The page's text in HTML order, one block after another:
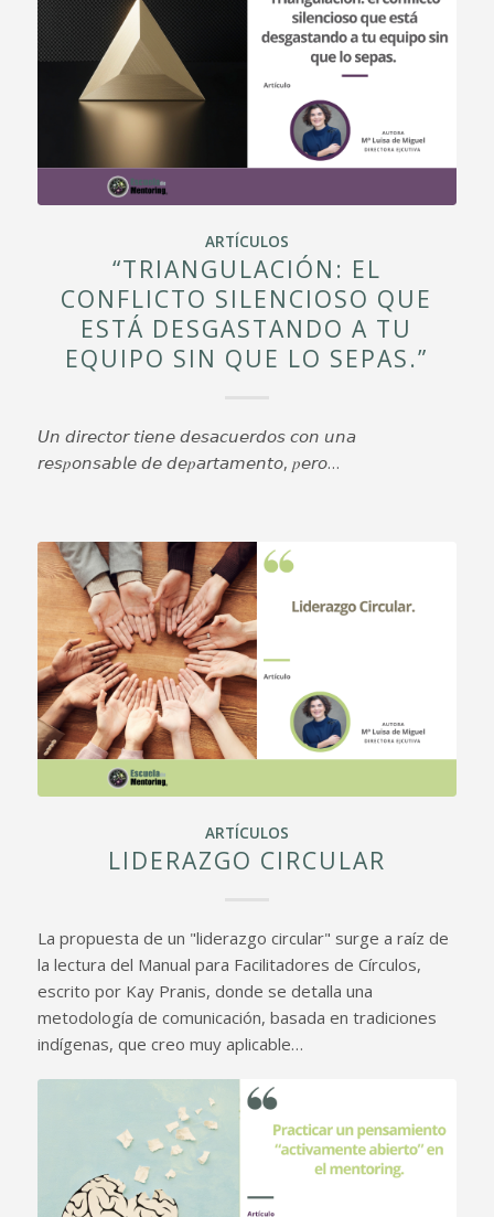
ARTÍCULOS
“TRIANGULACIÓN: EL
CONFLICTO SILENCIOSO QUE
ESTÁ DESGASTANDO A TU
EQUIPO SIN QUE LO SEPAS.”
𝘜𝘯 𝘥𝘪𝘳𝘦𝘤𝘵𝘰𝘳 𝘵𝘪𝘦𝘯𝘦 𝘥𝘦𝘴𝘢𝘤𝘶𝘦𝘳𝘥𝘰𝘴 𝘤𝘰𝘯 𝘶𝘯𝘢
𝘳𝘦𝘴𝑝𝘰𝘯𝘴𝘢𝘣𝘭𝘦 𝘥𝘦 𝘥𝘦𝑝𝘢𝘳𝘵𝘢𝘮𝘦𝘯𝘵𝘰, 𝑝𝘦𝘳𝘰…
ARTÍCULOS
LIDERAZGO CIRCULAR
La propuesta de un "liderazgo circular" surge a raíz de
la lectura del Manual para Facilitadores de Círculos,
escrito por Kay Pranis, donde se detalla una
metodología de comunicación, basada en tradiciones
indígenas, que creo muy aplicable…